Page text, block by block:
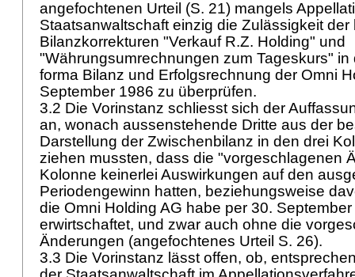
angefochtenen Urteil (S. 21) mangels
Staatsanwaltschaft einzig die Zulässigkeit der
Bilanzkorrekturen "Verkauf R.Z. Holding" und
"Währungsumrechnungen zum Tageskurs" in
forma Bilanz und Erfolgsrechnung der Omni
September 1986 zu überprüfen.
3.2 Die Vorinstanz schliesst sich der
an, wonach aussenstehende Dritte aus der
Darstellung der Zwischenbilanz in den drei
ziehen mussten, dass die "vorgeschlagenen
Kolonne keinerlei Auswirkungen auf den
Periodengewinn hatten, beziehungsweise
die Omni Holding AG habe per 30.
erwirtschaftet, und zwar auch ohne die
Änderungen (angefochtenes Urteil S. 26).
3.3 Die Vorinstanz lässt offen, ob,